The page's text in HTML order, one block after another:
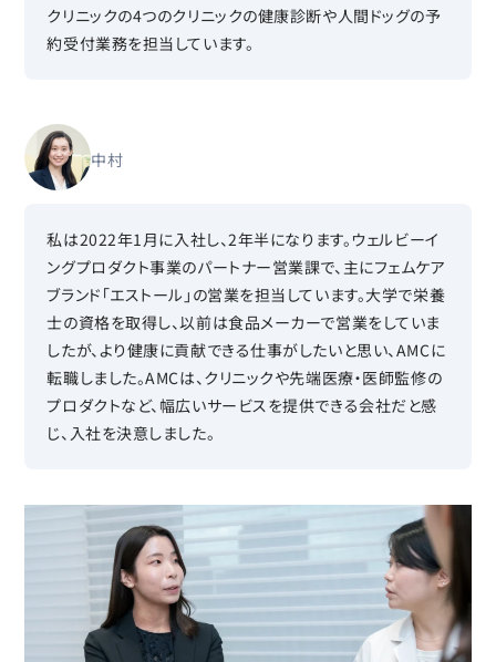
クリニックの4つのクリニックの健康診断や人間ドッグの予
約受付業務を担当しています。
中村
私は2022年1月に入社し、2年半になります。ウェルビーイ
ングプロダクト事業のパートナー営業課で、主にフェムケア
ブランド「エストール」の営業を担当しています。大学で栄養
士の資格を取得し、以前は食品メーカーで営業をしていま
したが、より健康に貢献できる仕事がしたいと思い、AMCに
転職しました。AMCは、クリニックや先端医療・医師監修の
プロダクトなど、幅広いサービスを提供できる会社だと感
じ、入社を決意しました。